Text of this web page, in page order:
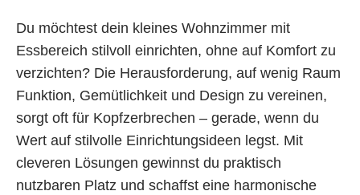
Du möchtest dein kleines Wohnzimmer mit
Essbereich stilvoll einrichten, ohne auf Komfort zu
verzichten? Die Herausforderung, auf wenig Raum
Funktion, Gemütlichkeit und Design zu vereinen,
sorgt oft für Kopfzerbrechen – gerade, wenn du
Wert auf stilvolle Einrichtungsideen legst. Mit
cleveren Lösungen gewinnst du praktisch
nutzbaren Platz und schaffst eine harmonische